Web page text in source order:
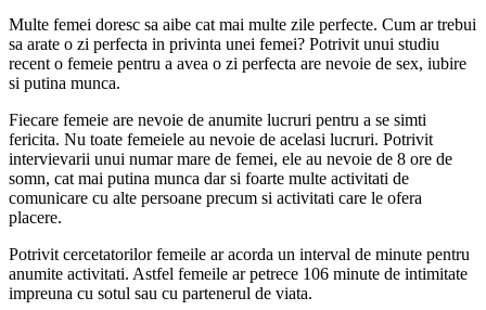
Multe femei doresc sa aibe cat mai multe zile perfecte. Cum ar trebui
sa arate o zi perfecta in privinta unei femei? Potrivit unui studiu
recent o femeie pentru a avea o zi perfecta are nevoie de sex, iubire
si putina munca.
Fiecare femeie are nevoie de anumite lucruri pentru a se simti
fericita. Nu toate femeiele au nevoie de acelasi lucruri. Potrivit
intervievarii unui numar mare de femei, ele au nevoie de 8 ore de
somn, cat mai putina munca dar si foarte multe activitati de
comunicare cu alte persoane precum si activitati care le ofera
placere.
Potrivit cercetatorilor femeile ar acorda un interval de minute pentru
anumite activitati. Astfel femeile ar petrece 106 minute de intimitate
impreuna cu sotul sau cu partenerul de viata.